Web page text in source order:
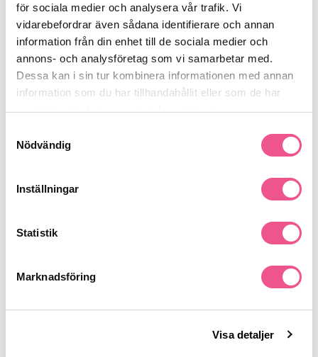
för sociala medier och analysera vår trafik. Vi
vidarebefordrar även sådana identifierare och annan
information från din enhet till de sociala medier och
annons- och analysföretag som vi samarbetar med.
Dessa kan i sin tur kombinera informationen med annan
information som du har tillhandahållit eller som de har
samlat in när du har använt deras tjänster.
Nödvändig
Inställningar
Statistik
Marknadsföring
Visa detaljer
Recensioner
Finns i:
Parfym Köp damparfym Parfym